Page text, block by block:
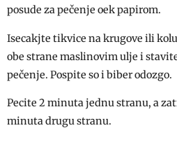
posude za pečenje oek papirom.
Isecakjte tikvice na krugove ili
obe strane maslinovim ulje i
pečenje. Pospite so i biber odozgo.
Pecite 2 minuta jednu stranu, a
minuta drugu stranu.